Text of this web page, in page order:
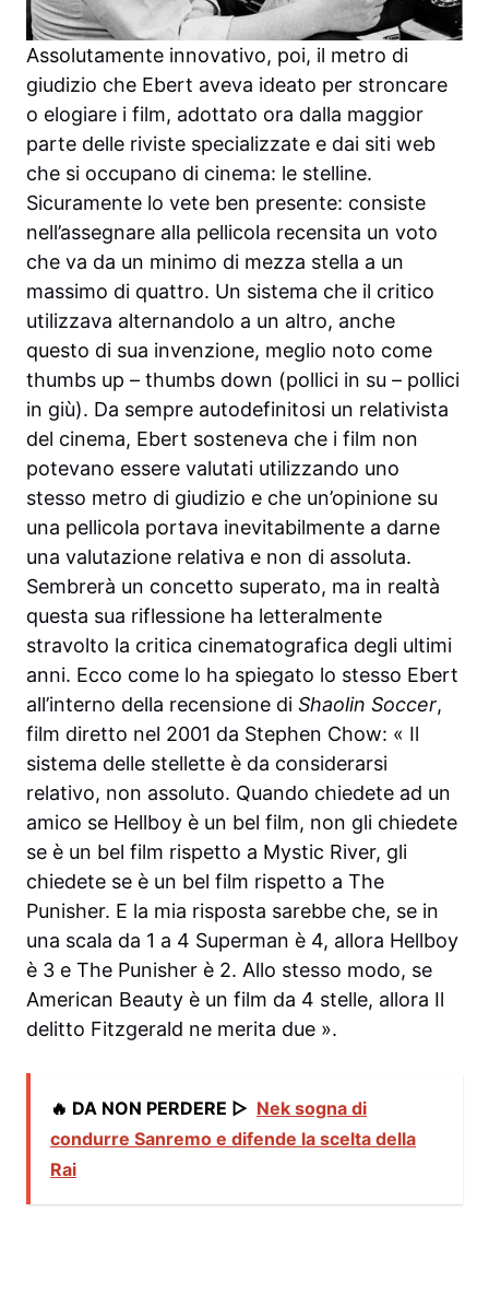
Assolutamente innovativo, poi, il metro di
giudizio che Ebert aveva ideato per stroncare
o elogiare i film, adottato ora dalla maggior
parte delle riviste specializzate e dai siti web
che si occupano di cinema: le stelline.
Sicuramente lo vete ben presente: consiste
nell’assegnare alla pellicola recensita un voto
che va da un minimo di mezza stella a un
massimo di quattro. Un sistema che il critico
utilizzava alternandolo a un altro, anche
questo di sua invenzione, meglio noto come
thumbs up – thumbs down (pollici in su – pollici
in giù). Da sempre autodefinitosi un relativista
del cinema, Ebert sosteneva che i film non
potevano essere valutati utilizzando uno
stesso metro di giudizio e che un’opinione su
una pellicola portava inevitabilmente a darne
una valutazione relativa e non di assoluta.
Sembrerà un concetto superato, ma in realtà
questa sua riflessione ha letteralmente
stravolto la critica cinematografica degli ultimi
anni. Ecco come lo ha spiegato lo stesso Ebert
all’interno della recensione di Shaolin Soccer,
film diretto nel 2001 da Stephen Chow: « Il
sistema delle stellette è da considerarsi
relativo, non assoluto. Quando chiedete ad un
amico se Hellboy è un bel film, non gli chiedete
se è un bel film rispetto a Mystic River, gli
chiedete se è un bel film rispetto a The
Punisher. E la mia risposta sarebbe che, se in
una scala da 1 a 4 Superman è 4, allora Hellboy
è 3 e The Punisher è 2. Allo stesso modo, se
American Beauty è un film da 4 stelle, allora Il
delitto Fitzgerald ne merita due ».
🔥 DA NON PERDERE ▷ Nek sogna di
condurre Sanremo e difende la scelta della
Rai